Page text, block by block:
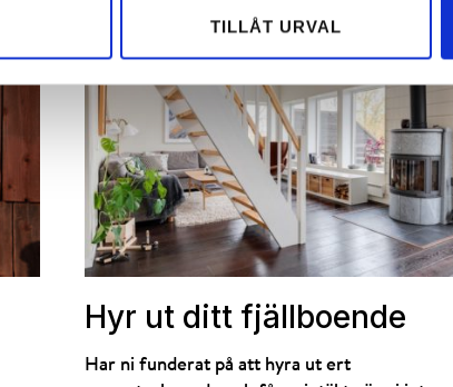
TILLÅT URVAL
Hyr ut ditt fjällboende
Har ni funderat på att hyra ut ert